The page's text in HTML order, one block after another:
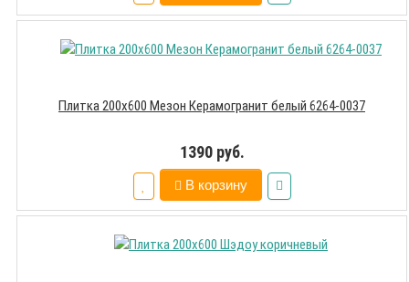
Плитка 200х600 Мезон Керамогранит белый 6264-0037
1390 руб.
В корзину